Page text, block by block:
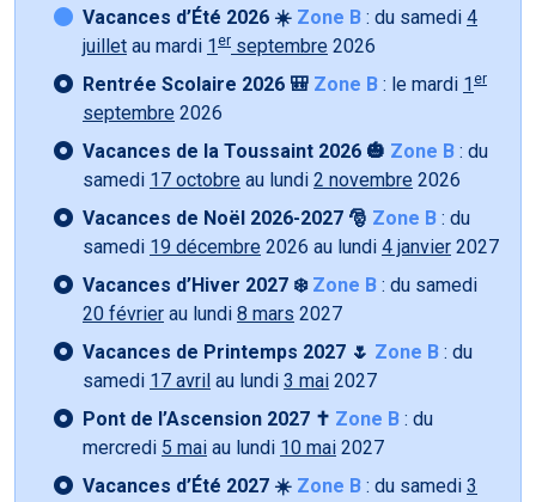
Vacances d’Été 2026 ☀️ Zone B : du samedi 4
juillet au mardi 1 er septembre 2026
Rentrée Scolaire 2026 🎒 Zone B : le mardi 1 er
septembre 2026
Vacances de la Toussaint 2026 🎃 Zone B : du
samedi 17 octobre au lundi 2 novembre 2026
Vacances de Noël 2026-2027 🎅 Zone B : du
samedi 19 décembre 2026 au lundi 4 janvier 2027
Vacances d’Hiver 2027 ❄️ Zone B : du samedi
20 février au lundi 8 mars 2027
Vacances de Printemps 2027 🌷 Zone B : du
samedi 17 avril au lundi 3 mai 2027
Pont de l’Ascension 2027 ✝️ Zone B : du
mercredi 5 mai au lundi 10 mai 2027
Vacances d’Été 2027 ☀️ Zone B : du samedi 3